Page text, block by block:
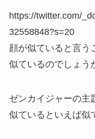
https://twitter.com/
32558848?s=20
顔が似ていると言う
似ているのでしょう
ゼンカイジャーの主
似ているといえば似